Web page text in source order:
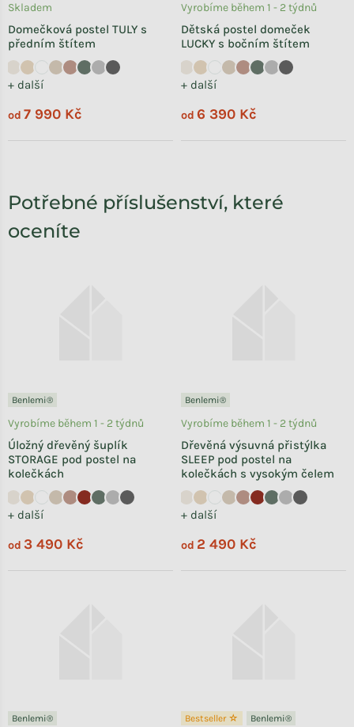
Domečková postel TULY s
předním štítem
+ další
Skladem
od 7 990 Kč
Dětská postel domeček
LUCKY s bočním štítem
+ další
Vyrobíme během 1 - 2 týdnů
od 6 390 Kč
Potřebné příslušenství, které
oceníte
Benlemi®
Úložný dřevěný šuplík
STORAGE pod postel na
kolečkách
+ další
Vyrobíme během 1 - 2 týdnů
od 3 490 Kč
Benlemi®
Dřevěná výsuvná přistýlka
SLEEP pod postel na
kolečkách s vysokým čelem
+ další
Vyrobíme během 1 - 2 týdnů
od 2 490 Kč
Benlemi® Bestseller ☆ Benlemi®